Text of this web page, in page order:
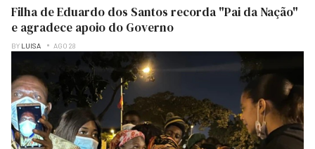
Filha de Eduardo dos Santos recorda "Pai da Nação"
e agradece apoio do Governo
BY LUISA AGO 28